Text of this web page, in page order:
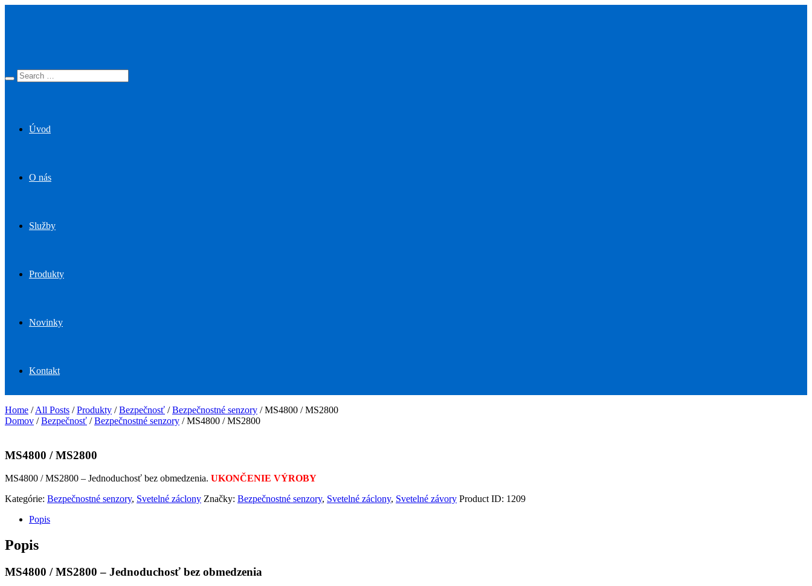
Úvod
O nás
Služby
Produkty
Novinky
Kontakt
Home /All Posts /Produkty /Bezpečnosť /Bezpečnostné senzory /MS4800 / MS2800
Domov /Bezpečnosť /Bezpečnostné senzory / MS4800 / MS2800
MS4800 / MS2800
MS4800 / MS2800 – Jednoduchosť bez obmedzenia. UKONČENIE VÝROBY
Kategórie: Bezpečnostné senzory, Svetelné záclony Značky: Bezpečnostné senzory, Svetelné záclony, Svetelné závory Product ID: 1209
Popis
Popis
MS4800 / MS2800 – Jednoduchosť bez obmedzenia